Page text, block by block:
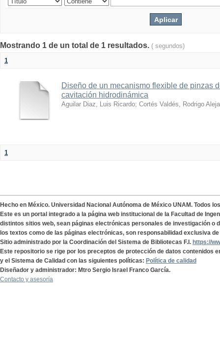
Mostrando 1 de un total de 1 resultados. ( segundos)
1
Diseño de un mecanismo flexible de pinzas
cavitación hidrodinámica
Aguilar Diaz, Luis Ricardo; Cortés Valdés, Rodrigo
1
Hecho en México. Universidad Nacional Autónoma de México UNAM. Todos
Este es un portal integrado a la página web institucional de la Facultad de
distintos sitios web, sean páginas electrónicas personales de investigación o
los textos como de las páginas electrónicas, son responsabilidad exclusiva
Sitio administrado por la Coordinación del Sistema de Bibliotecas F.I. https://
Este repositorio se rige por los preceptos de protección de datos contenidos
y el Sistema de Calidad con las siguientes políticas: Política de calidad
Diseñador y administrador: Mtro Sergio Israel Franco García.
Contacto y asesoría